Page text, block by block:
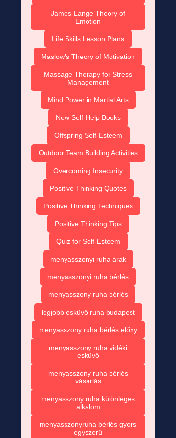
James-Lange Theory of
Emotion
Life Skills Lesson Plans
Maslow's Theory of Motivation
Massage Therapy for Stress
Management
Mind Power in Martial Arts
New Self-Help Books
Offspring Self-Esteem
Outdoor Team Building Activities
Overcoming Insecurity
Positive Thinking Quotes
Positive Thinking Techniques
Positive Thinking Tips
Quiz for Self-Esteem
menyasszonyi ruha árak
menyasszonyi ruha bérlés
menyasszony ruha bérlés
legjobb esküvő ruha budapest
menyasszony ruha bérlés előny
menyasszony ruha vidéki
esküvő
menyasszony ruha bérlés
vásárlás
menyasszony ruha különleges
alkalom
menyasszonyruha bérlés gyors
egyszerű